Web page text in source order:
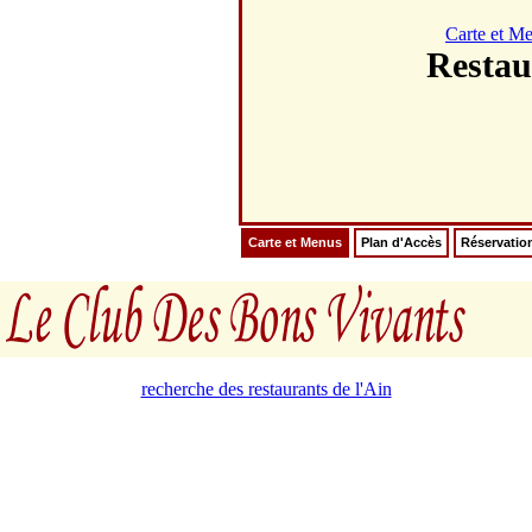
Carte et
Carte et Menus Plan d'Accès
recherche des restaurants de l'Ain